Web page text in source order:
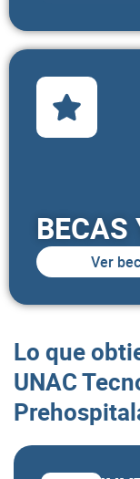
Ver
Lo que
UNAC